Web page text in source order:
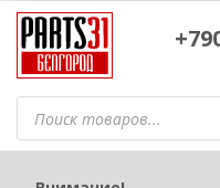
Поиск
товаров